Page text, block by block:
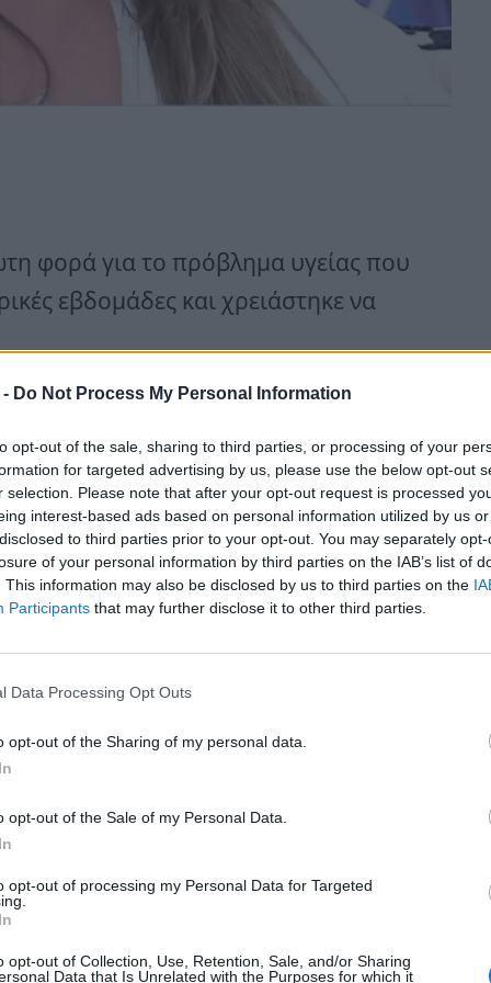
- Do Not Process My Personal Information
opt-out of the sale, sharing to third parties, or processing of your
for targeted advertising by us, please use the below opt-out
selection. Please note that after your opt-out request is processed
interest-based ads based on personal information utilized by us
to third parties prior to your opt-out. You may separately
of your personal information by third parties on the IAB’s list of
This information may also be disclosed by us to third parties on the
Participants that may further disclose it to other third parties.
Data Processing Opt Outs
opt-out of the Sharing of my personal data.
opt-out of the Sale of my Personal Data.
opt-out of processing my Personal Data for Targeted
opt-out of Collection, Use, Retention, Sale, and/or Sharing
Data that Is Unrelated with the Purposes for which it
φορά για το πρόβλημα υγείας που
εβδομάδες και χρειάστηκε να
της Κυριακής (11.01.2026) βρέθηκε
με τη Ναταλία Γερμανού, μαζί με
αυτό που έπαθε ήταν υπερκόπωση.
δόξα τω Θεώ, απλά ήθελε λίγο
είναι κακό πράγμα. Πρέπει
είναι υγεία, αλλά…»,
είμαι και τελειομανής. Αυτό…
σε αυτή τη δουλειά μας, ότι
και όχι για τον εαυτό μας μόνο,
προς τους συναδέλφους μας, τους
Έλενα Παπαρίζου.